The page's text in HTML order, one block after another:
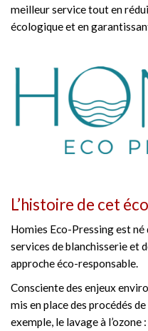
meilleur service tout en
écologique et en
L’histoire de cet
Homies Eco-Pressing est
services de blanchisserie et
approche éco-responsable.
Consciente des enjeux
mis en place des procédés
exemple, le lavage à